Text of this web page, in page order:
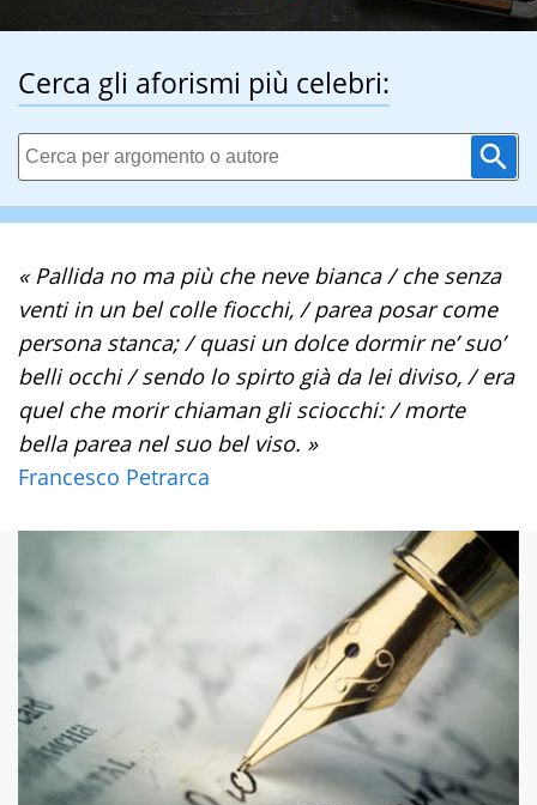
Cerca gli aforismi più celebri:
« Pallida no ma più che neve bianca / che senza
venti in un bel colle fiocchi, / parea posar come
persona stanca; / quasi un dolce dormir ne’ suo’
belli occhi / sendo lo spirto già da lei diviso, / era
quel che morir chiaman gli sciocchi: / morte
bella parea nel suo bel viso. »
Francesco Petrarca